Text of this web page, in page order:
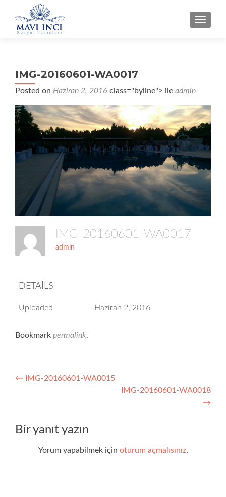
IMG-20160601-WA0017
Posted on Haziran 2, 2016 class="byline"> ile admin
IMG-20160601-WA0017
admin
DETAILS
Uploaded Haziran 2, 2016
Bookmark permalink.
Yazı
← IMG-20160601-WA0015
IMG-20160601-WA0018
→
Bir yanıt yazın
Yorum yapabilmek için oturum açmalısınız.